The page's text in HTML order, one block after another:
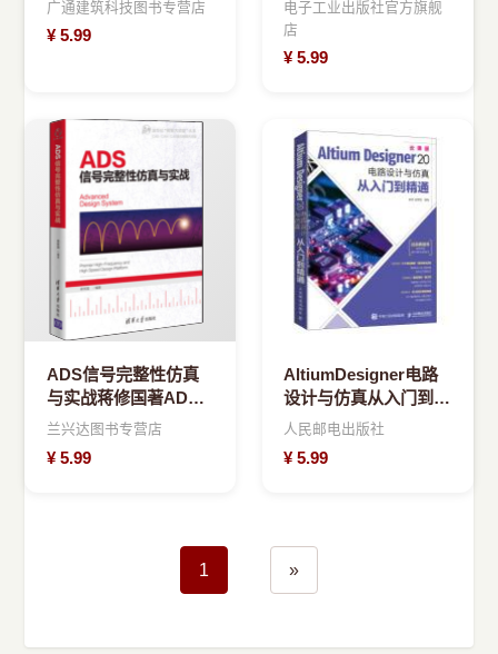
广通建筑科技图书专营店
¥ 5.99
热分析
电子工业出版社官方旗舰
店
¥ 5.99
ADS信号完整性仿真
与实战蒋修国著ADS
软件教程
兰兴达图书专营店
¥ 5.99
AltiumDesigner电路
设计与仿真从入门到精
通
人民邮电出版社
¥ 5.99
1 »